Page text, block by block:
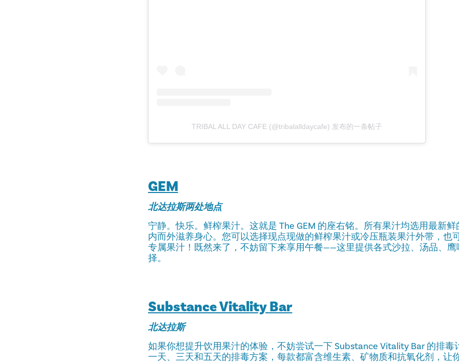
TRIBAL ALL DAY CAFE (@tribalalldaycafe) 发布的一条帖子
GEM
北达拉斯两处地点
宁静。快乐。鲜榨果汁。这就是 The GEM 的座右铭。所有果汁均选用最新
内而外滋养身心。您可以选择现点现做的鲜榨果汁或冷压瓶装果汁外带，也
专属果汁！既然来了，不妨留下来享用午餐——这里提供各式沙拉、汤品、
择。
Substance Vitality Bar
北达拉斯
如果你想提升饮用果汁的体验，不妨尝试一下 Substance Vitality Bar 的排毒
一天、三天和五天的排毒方案，每款都富含维生素、矿物质和抗氧化剂，让